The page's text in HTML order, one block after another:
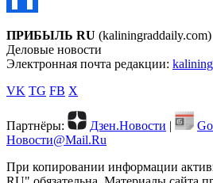
ПРИБЫЛЬ RU (kaliningraddaily.com)
Деловые новости
Электронная почта редакции:
VK TG FB X
Партнёры: Дзен.Новости |
Новости@Mail.Ru
При копировании информации